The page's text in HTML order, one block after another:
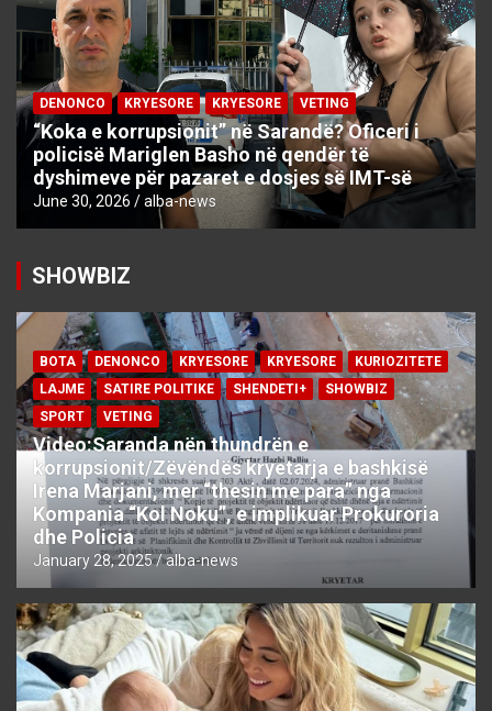
DENONCO KRYESORE KRYESORE VETING
“Koka e korrupsionit” në Sarandë? Oficeri i
policisë Mariglen Basho në qendër të
dyshimeve për pazaret e dosjes së IMT-së
June 30, 2026 alba-news
SHOWBIZ
BOTA DENONCO KRYESORE KRYESORE
KURIOZITETE
LAJME
SATIRE POLITIKE SHENDETI+
SHOWBIZ
SPORT
VETING
Video:Saranda nën thundrën e
korrupsionit/Zëvëndës kryetarja e bashkisë
Irena Marjani, mer “thesin me para” nga
Kompania “Kol Noku”, e implikuar Prokuroria
dhe Policia
January 28, 2025 alba-news